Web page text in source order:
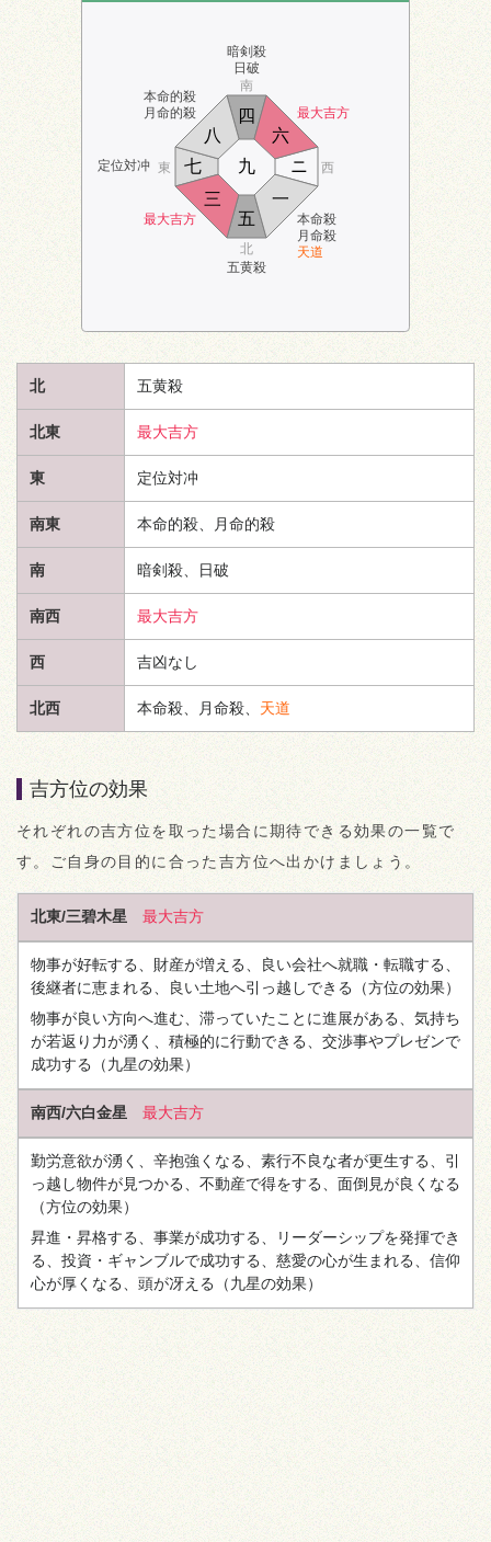
本命的殺
月命的殺
暗剣殺
日破
最大吉方
定位対冲
最大吉方
五黄殺
本命殺
月命殺
天道
南
北
東 西
五
六
七
八
九
一
ニ
三
四
北 五黄殺
北東 最大吉方
東 定位対冲
南東 本命的殺、月命的殺
南 暗剣殺、日破
南西 最大吉方
西 吉凶なし
北西 本命殺、月命殺、 天道
吉方位の効果
それぞれの吉方位を取った場合に期待できる効果の一覧で
す。ご自身の目的に合った吉方位へ出かけましょう。
北東/三碧木星 最大吉方
物事が好転する、財産が増える、良い会社へ就職・転職する、
後継者に恵まれる、良い土地へ引っ越しできる （方位の効果）
物事が良い方向へ進む、滞っていたことに進展がある、気持ち
が若返り力が湧く、積極的に行動できる、交渉事やプレゼンで
成功する （九星の効果）
南西/六白金星 最大吉方
勤労意欲が湧く、辛抱強くなる、素行不良な者が更生する、引
っ越し物件が見つかる、不動産で得をする、面倒見が良くなる
（方位の効果）
昇進・昇格する、事業が成功する、リーダーシップを発揮でき
る、投資・ギャンブルで成功する、慈愛の心が生まれる、信仰
心が厚くなる、頭が冴える （九星の効果）